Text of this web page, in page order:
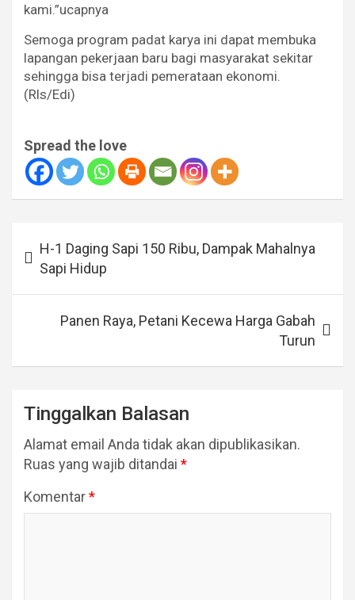
kami.”ucapnya
Semoga program padat karya ini dapat membuka
lapangan pekerjaan baru bagi masyarakat sekitar
sehingga bisa terjadi pemerataan ekonomi.
(Rls/Edi)
Spread the love
posH-1 Daging Sapi 150 Ribu, Dampak Mahalnya
Sapi Hidup
Panen Raya, Petani Kecewa Harga Gabah
Turun
Tinggalkan Balasan
Alamat email Anda tidak akan dipublikasikan.
Ruas yang wajib ditandai *
Komentar*